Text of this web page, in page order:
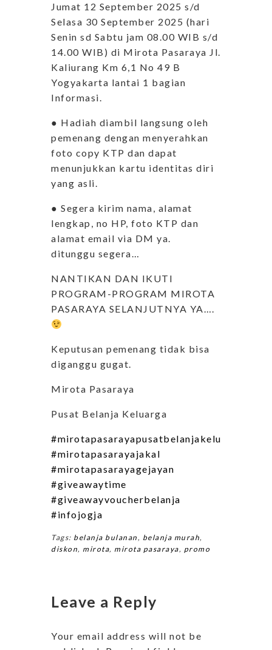
Jumat 12 September 2025 s/d
Selasa 30 September 2025 (hari
Senin sd Sabtu jam 08.00 WIB s/d
14.00 WIB) di Mirota Pasaraya Jl.
Kaliurang Km 6,1 No 49 B
Yogyakarta lantai 1 bagian
Informasi.
● Hadiah diambil langsung oleh
pemenang dengan menyerahkan
foto copy KTP dan dapat
menunjukkan kartu identitas diri
yang asli.
● Segera kirim nama, alamat
lengkap, no HP, foto KTP dan
alamat email via DM ya.
ditunggu segera…
NANTIKAN DAN IKUTI
PROGRAM-PROGRAM MIROTA
PASARAYA SELANJUTNYA YA….
Keputusan pemenang tidak bisa
diganggu gugat.
Mirota Pasaraya
Pusat Belanja Keluarga
#mirotapasarayapusatbelanjakeluarga
#mirotapasarayajakal
#mirotapasarayagejayan
#giveawaytime
#giveawayvoucherbelanja
#infojogja
Tags: belanja bulanan, belanja murah,
diskon, mirota, mirota pasaraya, promo
Leave a Reply
Your email address will not be